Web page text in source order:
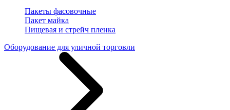
Пакеты фасовочные
Пакет майка
Пищевая и стрейч пленка
Оборудование для уличной торговли